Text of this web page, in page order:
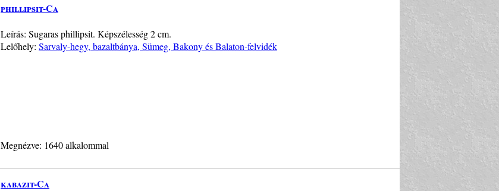
phillipsit-Ca
Leírás: Sugaras phillipsit. Képszélesség 2 cm.
Lelőhely: Sarvaly-hegy, bazaltbánya, Sümeg, Bakony és Balaton-felvidék
Megnézve: 1640 alkalommal
kabazit-Ca